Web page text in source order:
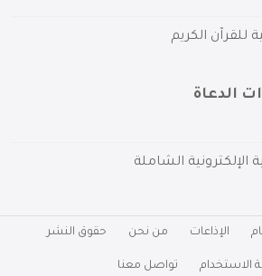
للقرآن الكريم
الدعاة
الإلكترونية الشاملة
الإذاعات من نحن حقوق النشر
الاستخدام تواصل معنا